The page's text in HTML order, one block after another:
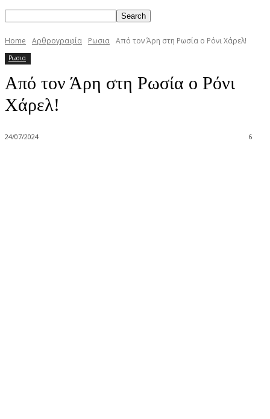
Home Αρθρογραφία Ρωσια Από τον Άρη στη Ρωσία ο Ρόνι Χάρελ!
Ρωσια
Από τον Άρη στη Ρωσία ο Ρόνι
Χάρελ!
24/07/2024 6